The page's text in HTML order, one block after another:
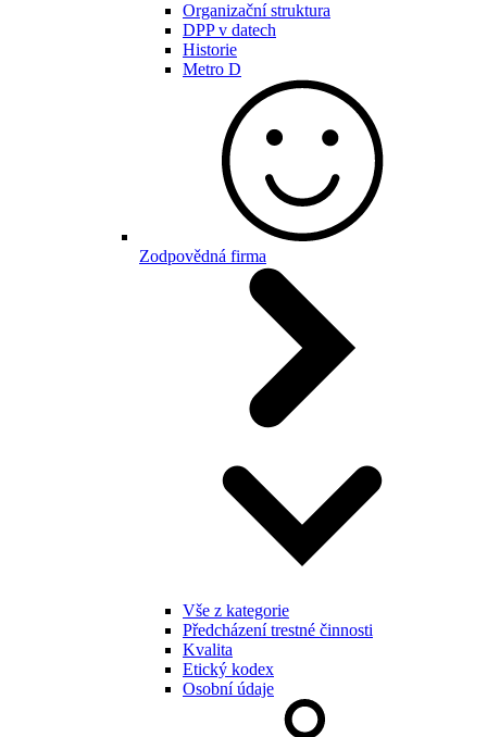
Organizační struktura
DPP v datech
Historie
Metro D
Zodpovědná firma
Vše z kategorie
Předcházení trestné činnosti
Kvalita
Etický kodex
Osobní údaje